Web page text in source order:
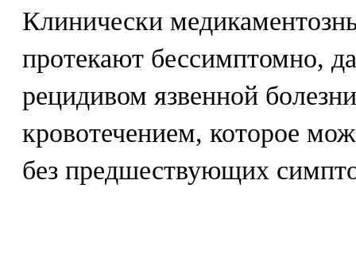
Клинически
протекают бессимптомно,
рецидивом язвенной
кровотечением, которое
без предшествующих